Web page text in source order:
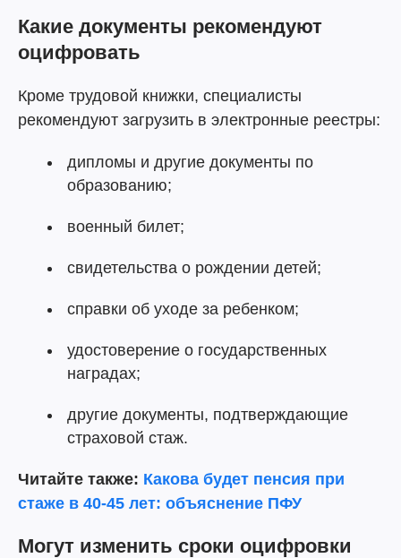
Какие документы рекомендуют
оцифровать
Кроме трудовой книжки, специалисты
рекомендуют загрузить в электронные реестры:
дипломы и другие документы по
образованию;
военный билет;
свидетельства о рождении детей;
справки об уходе за ребенком;
удостоверение о государственных
наградах;
другие документы, подтверждающие
страховой стаж.
Читайте также: Какова будет пенсия при
стаже в 40-45 лет: объяснение ПФУ
Могут изменить сроки оцифровки